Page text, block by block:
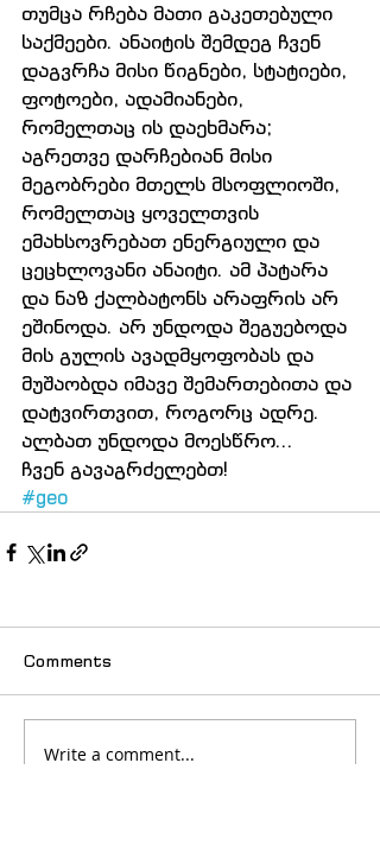
თუმცა რჩება მათი გაკეთებული
საქმეები. ანაიტის შემდეგ ჩვენ
დაგვრჩა მისი წიგნები, სტატიები,
ფოტოები, ადამიანები,
რომელთაც ის დაეხმარა;
აგრეთვე დარჩებიან მისი
მეგობრები მთელს მსოფლიოში,
რომელთაც ყოველთვის
ემახსოვრებათ ენერგიული და
ცეცხლოვანი ანაიტი. ამ პატარა
და ნაზ ქალბატონს არაფრის არ
ეშინოდა. არ უნდოდა შეგუებოდა
მის გულის ავადმყოფობას და
მუშაობდა იმავე შემართებითა და
დატვირთვით, როგორც ადრე.
ალბათ უნდოდა მოესწრო...
ჩვენ გავაგრძელებთ!
#geo
Comments
Write a comment...